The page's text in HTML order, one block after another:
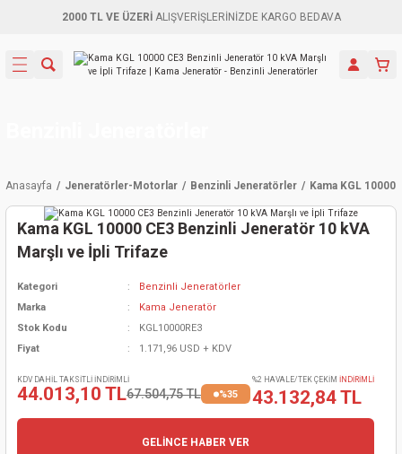
2000 TL VE ÜZERİALIŞVERİŞLERİNİZDE KARGO BEDAVA
Geri Dön
Mak.
Geri Dön
Vidalamalar
Geri Dön
Geri Dön
Mak.
Geri Dön
Geri Dön
Geri Dön
Anasayfa Jeneratörler-Motorlar Benzinli Jeneratörler Kama KGL
Kama KGL 10000 CE3 Benzinli Jeneratör 10 kVA
Marşlı ve İpli Trifaze
Kategori
Benzinli Jeneratörler
Marka
Kama Jeneratör
Stok Kodu
KGL10000RE3
Fiyat
1.171,96 USD + KDV
KDV DAHİL TAKSİTLİ İNDİRİMLİ
44.013,10 TL67.504,75 TL %35
%2 HAVALE/TEK ÇEKİM İNDİRİMLİ
43.132,84 TL
GELİNCE HABER VER